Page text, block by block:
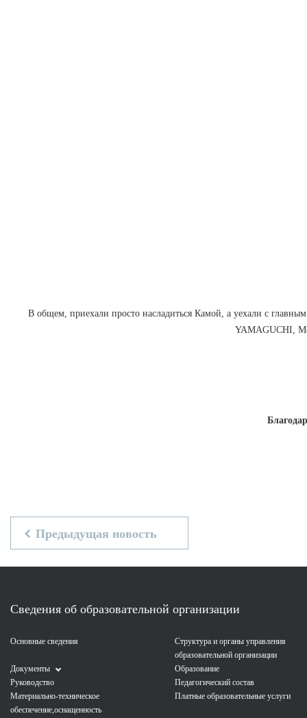
В общем, приехали просто насладиться Камой, а уехали с
YAMAGUCHI,
Предыдущая новость
Сведения об образовательной организации
Основные сведения
Структура и органы управления
образовательной организации
Документы
Образование
Руководство
Педагогический состав
Материально-техническое
обеспечение,оснащенность
Платные образовательные услуги